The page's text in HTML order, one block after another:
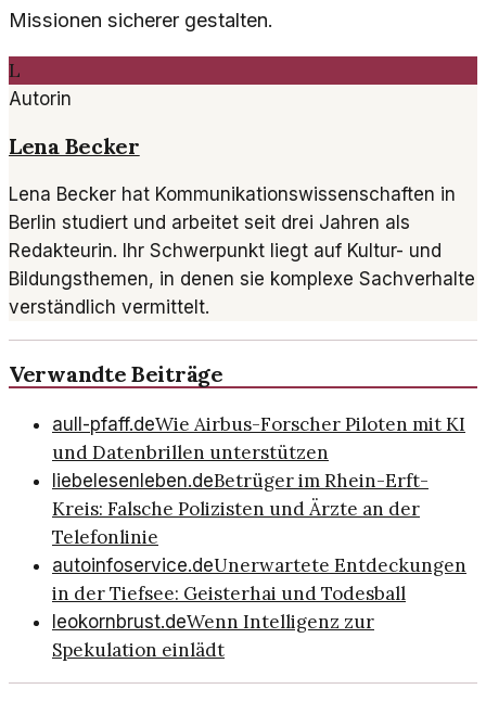
Missionen sicherer gestalten.
L
Autorin
Lena Becker
Lena Becker hat Kommunikationswissenschaften in
Berlin studiert und arbeitet seit drei Jahren als
Redakteurin. Ihr Schwerpunkt liegt auf Kultur- und
Bildungsthemen, in denen sie komplexe Sachverhalte
verständlich vermittelt.
Verwandte Beiträge
aull-pfaff.deWie Airbus-Forscher Piloten mit KI
und Datenbrillen unterstützen
liebelesenleben.deBetrüger im Rhein-Erft-
Kreis: Falsche Polizisten und Ärzte an der
Telefonlinie
autoinfoservice.deUnerwartete Entdeckungen
in der Tiefsee: Geisterhai und Todesball
leokornbrust.deWenn Intelligenz zur
Spekulation einlädt